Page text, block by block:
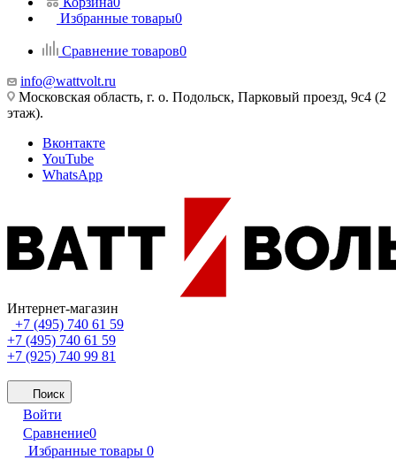
Избранные товары0
Сравнение товаров0
info@wattvolt.ru
Московская область, г. о. Подольск, Парковый проезд, 9с4 (2
этаж).
Вконтакте
YouTube
WhatsApp
Интернет-магазин
+7 (495) 740 61 59
+7 (495) 740 61 59
+7 (925) 740 99 81
Поиск
Войти
Сравнение0
Избранные товары 0